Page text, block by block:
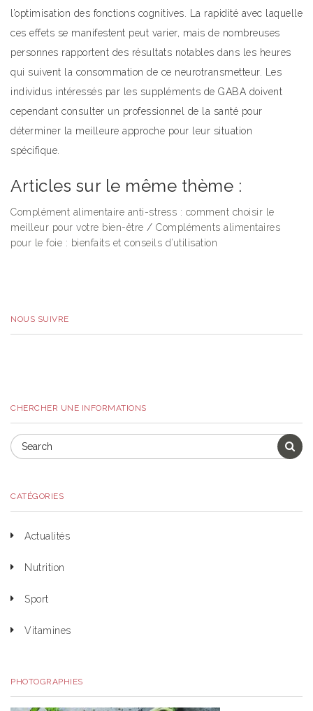
NOUS SUIVRE
CHERCHER UNE INFORMATIONS
CATÉGORIES
Actualités
Nutrition
Sport
Vitamines
PHOTOGRAPHIES
l’optimisation des fonctions cognitives. La rapidité avec laquelle
ces effets se manifestent peut varier, mais de nombreuses
personnes rapportent des résultats notables dans les heures
qui suivent la consommation de ce neurotransmetteur. Les
individus intéressés par les suppléments de GABA doivent
cependant consulter un professionnel de la santé pour
déterminer la meilleure approche pour leur situation
spécifique.
Articles sur le même thème :
Complément alimentaire anti-stress : comment choisir le
meilleur pour votre bien-être / Compléments alimentaires
pour le foie : bienfaits et conseils d’utilisation